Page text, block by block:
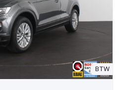
BTW